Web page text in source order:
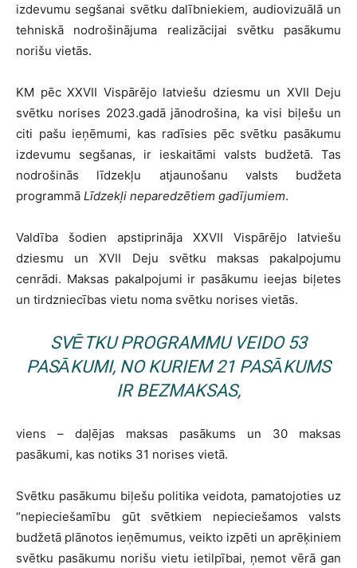
izdevumu segšanai svētku dalībniekiem, audiovizuālā un
tehniskā nodrošinājuma realizācijai svētku pasākumu
norišu vietās.
KM pēc XXVII Vispārējo latviešu dziesmu un XVII Deju
svētku norises 2023.gadā jānodrošina, ka visi biļešu un
citi pašu ieņēmumi, kas radīsies pēc svētku pasākumu
izdevumu segšanas, ir ieskaitāmi valsts budžetā. Tas
nodrošinās līdzekļu atjaunošanu valsts budžeta
programmā Līdzekļi neparedzētiem gadījumiem.
Valdība šodien apstiprināja XXVII Vispārējo latviešu
dziesmu un XVII Deju svētku maksas pakalpojumu
cenrādi. Maksas pakalpojumi ir pasākumu ieejas biļetes
un tirdzniecības vietu noma svētku norises vietās.
SVĒTKU PROGRAMMU VEIDO 53
PASĀKUMI, NO KURIEM 21 PASĀKUMS
IR BEZMAKSAS,
viens – daļējas maksas pasākums un 30 maksas
pasākumi, kas notiks 31 norises vietā.
Svētku pasākumu biļešu politika veidota, pamatojoties uz
“nepieciešamību gūt svētkiem nepieciešamos valsts
budžetā plānotos ieņēmumus, veikto izpēti un aprēķiniem
svētku pasākumu norišu vietu ietilpībai, ņemot vērā gan